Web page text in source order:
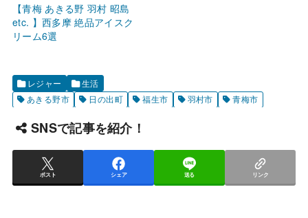
【青梅 あきる野 羽村 昭島
etc. 】西多摩 絶品アイスク
リーム6選
レジャー
生活
あきる野市
日の出町 福生市 羽村市 青梅市
SNSで記事を紹介！
ポスト シェア 送る リンク